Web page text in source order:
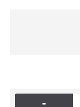
-